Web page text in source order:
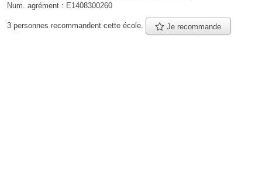
Num. agrément : E1408300260
3 personnes recommandent cette école. Je recommande